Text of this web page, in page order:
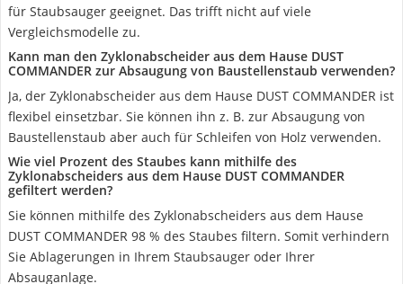
für Staubsauger geeignet. Das trifft nicht auf viele
Vergleichsmodelle zu.
Kann man den Zyklonabscheider aus dem Hause DUST
COMMANDER zur Absaugung von Baustellenstaub verwenden?
Ja, der Zyklonabscheider aus dem Hause DUST COMMANDER ist
flexibel einsetzbar. Sie können ihn z. B. zur Absaugung von
Baustellenstaub aber auch für Schleifen von Holz verwenden.
Wie viel Prozent des Staubes kann mithilfe des
Zyklonabscheiders aus dem Hause DUST COMMANDER
gefiltert werden?
Sie können mithilfe des Zyklonabscheiders aus dem Hause
DUST COMMANDER 98 % des Staubes filtern. Somit verhindern
Sie Ablagerungen in Ihrem Staubsauger oder Ihrer
Absauganlage.